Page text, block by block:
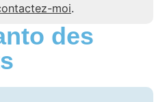
moi.
des